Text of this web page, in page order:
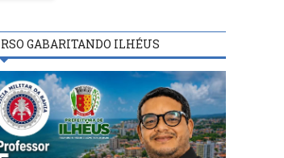
GABARITANDO ILHÉUS